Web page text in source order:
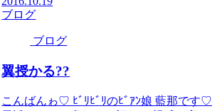
ブログ
ブログ
翼授かる??
こんばんゎ♡ ﾋﾞﾘﾋﾞﾘのﾋﾞｱﾝ娘 藍那です♡